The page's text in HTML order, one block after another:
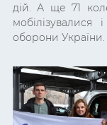
дій. А ще 71
мобілізувалися
оборони України.